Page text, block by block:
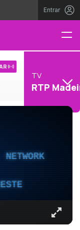
Entrar
TV
RTP